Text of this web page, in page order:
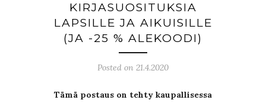
KIRJASUOSITUKSIA
LAPSILLE JA AIKUISILLE
(JA -25 % ALEKOODI)
Posted on 21.4.2020
Tämä postaus on tehty kaupallisessa